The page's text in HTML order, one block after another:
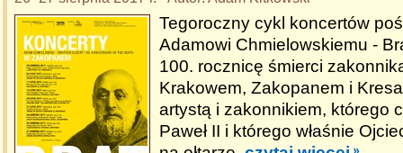
Tegoroczny cykl koncertów
Adamowi Chmielowskiemu -
100. rocznicę śmierci
Krakowem, Zakopanem i
artystą i zakonnikiem, którego
Paweł II i którego właśnie